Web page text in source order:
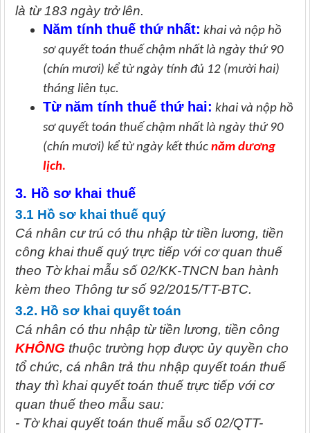
là từ 183 ngày trở lên.
Năm tính thuế thứ nhất: khai và nộp hồ
sơ quyết toán thuế chậm nhất là ngày thứ 90
(chín mươi) kể từ ngày tính đủ 12 (mười hai)
tháng liên tục.
Từ năm tính thuế thứ hai: khai và nộp hồ
sơ quyết toán thuế chậm nhất là ngày thứ 90
(chín mươi) kể từ ngày kết thúc năm dương
lịch.
3. Hồ sơ khai thuế
3.1 Hồ sơ khai thuế quý
Cá nhân cư trú có thu nhập từ tiền lương, tiền
công khai thuế quý trực tiếp với cơ quan thuế
theo Tờ khai mẫu số 02/KK-TNCN ban hành
kèm theo Thông tư số 92/2015/TT-BTC.
3.2. Hồ sơ khai quyết toán
Cá nhân có thu nhập từ tiền lương, tiền công
KHÔNG thuộc trường hợp được ủy quyền cho
tổ chức, cá nhân trả thu nhập quyết toán thuế
thay thì khai quyết toán thuế trực tiếp với cơ
quan thuế theo mẫu sau:
- Tờ khai quyết toán thuế mẫu số 02/QTT-